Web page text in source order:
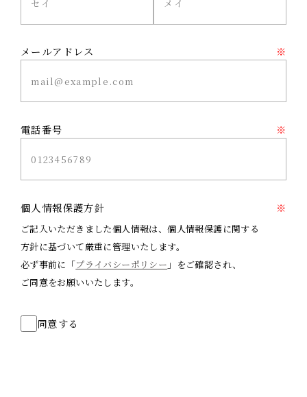
メールアドレス ※
電話番号 ※
個人情報保護方針 ※
ご記入いただきました個人情報は、個人情報保護に関する
方針に基づいて厳重に管理いたします。
必ず事前に「プライバシーポリシー 」をご確認され、
ご同意をお願いいたします。
同意する